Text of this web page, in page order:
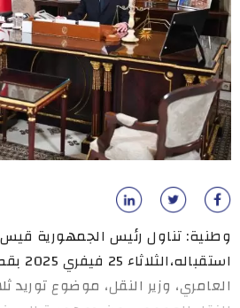
وطنية: تناول رئيس الجمهورية